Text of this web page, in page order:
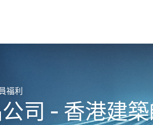
福利
司 - 香港建